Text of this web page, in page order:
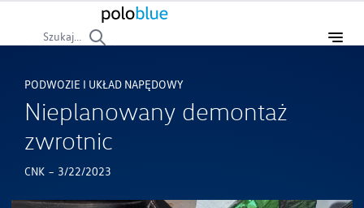
Szukaj...
Nieplanowany demontaż
zwrotnic
PODWOZIE I UKŁAD NAPĘDOWY
CNK - 3/22/2023